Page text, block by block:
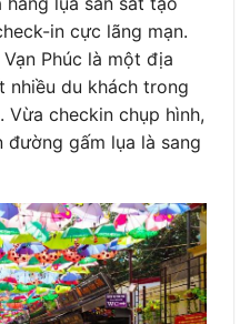
in cực lãng mạn.
Phúc là một địa
du khách trong
checkin chụp hình,
gấm lụa là sang